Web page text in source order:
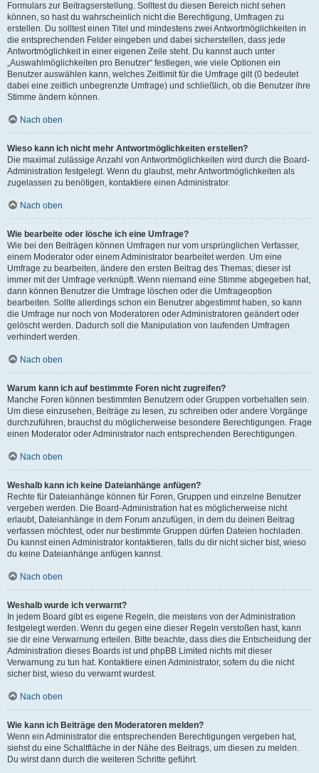
Formulars zur Beitragserstellung. Solltest du diesen Bereich nicht sehen
können, so hast du wahrscheinlich nicht die Berechtigung, Umfragen zu
erstellen. Du solltest einen Titel und mindestens zwei Antwortmöglichkeiten in
die entsprechenden Felder eingeben und dabei sicherstellen, dass jede
Antwortmöglichkeit in einer eigenen Zeile steht. Du kannst auch unter
„Auswahlmöglichkeiten pro Benutzer“ festlegen, wie viele Optionen ein
Benutzer auswählen kann, welches Zeitlimit für die Umfrage gilt (0 bedeutet
dabei eine zeitlich unbegrenzte Umfrage) und schließlich, ob die Benutzer ihre
Stimme ändern können.
Nach oben
Wieso kann ich nicht mehr Antwortmöglichkeiten erstellen?
Die maximal zulässige Anzahl von Antwortmöglichkeiten wird durch die Board-
Administration festgelegt. Wenn du glaubst, mehr Antwortmöglichkeiten als
zugelassen zu benötigen, kontaktiere einen Administrator.
Nach oben
Wie bearbeite oder lösche ich eine Umfrage?
Wie bei den Beiträgen können Umfragen nur vom ursprünglichen Verfasser,
einem Moderator oder einem Administrator bearbeitet werden. Um eine
Umfrage zu bearbeiten, ändere den ersten Beitrag des Themas; dieser ist
immer mit der Umfrage verknüpft. Wenn niemand eine Stimme abgegeben hat,
dann können Benutzer die Umfrage löschen oder die Umfrageoption
bearbeiten. Sollte allerdings schon ein Benutzer abgestimmt haben, so kann
die Umfrage nur noch von Moderatoren oder Administratoren geändert oder
gelöscht werden. Dadurch soll die Manipulation von laufenden Umfragen
verhindert werden.
Nach oben
Warum kann ich auf bestimmte Foren nicht zugreifen?
Manche Foren können bestimmten Benutzern oder Gruppen vorbehalten sein.
Um diese einzusehen, Beiträge zu lesen, zu schreiben oder andere Vorgänge
durchzuführen, brauchst du möglicherweise besondere Berechtigungen. Frage
einen Moderator oder Administrator nach entsprechenden Berechtigungen.
Nach oben
Weshalb kann ich keine Dateianhänge anfügen?
Rechte für Dateianhänge können für Foren, Gruppen und einzelne Benutzer
vergeben werden. Die Board-Administration hat es möglicherweise nicht
erlaubt, Dateianhänge in dem Forum anzufügen, in dem du deinen Beitrag
verfassen möchtest, oder nur bestimmte Gruppen dürfen Dateien hochladen.
Du kannst einen Administrator kontaktieren, falls du dir nicht sicher bist, wieso
du keine Dateianhänge anfügen kannst.
Nach oben
Weshalb wurde ich verwarnt?
In jedem Board gibt es eigene Regeln, die meistens von der Administration
festgelegt werden. Wenn du gegen eine dieser Regeln verstoßen hast, kann
sie dir eine Verwarnung erteilen. Bitte beachte, dass dies die Entscheidung der
Administration dieses Boards ist und phpBB Limited nichts mit dieser
Verwarnung zu tun hat. Kontaktiere einen Administrator, sofern du die nicht
sicher bist, wieso du verwarnt wurdest.
Nach oben
Wie kann ich Beiträge den Moderatoren melden?
Wenn ein Administrator die entsprechenden Berechtigungen vergeben hat,
siehst du eine Schaltfläche in der Nähe des Beitrags, um diesen zu melden.
Du wirst dann durch die weiteren Schritte geführt.